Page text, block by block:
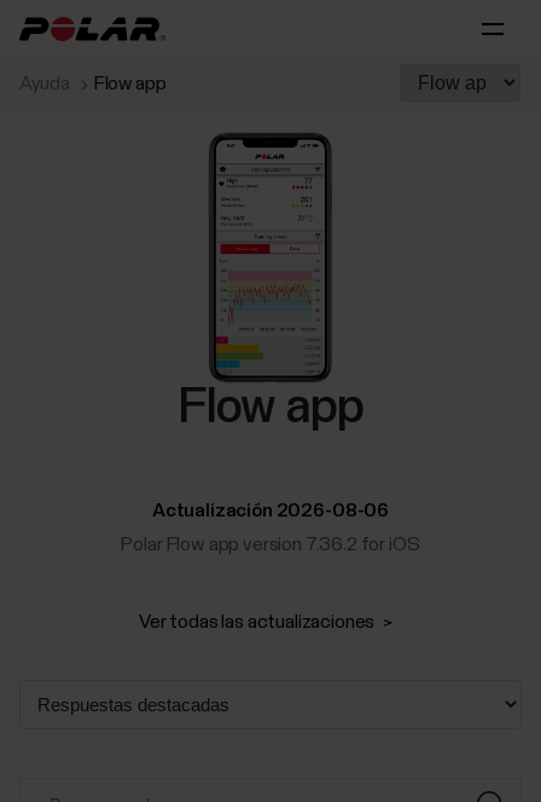
Ayuda Flow app
Flow app
Actualización 2026-08-06
Polar Flow app version 7.36.2 for iOS
Ver todas las actualizaciones